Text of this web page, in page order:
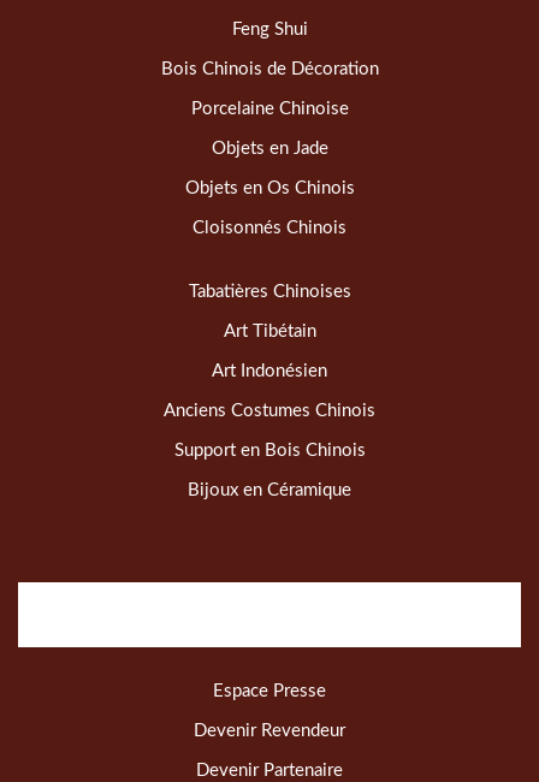
Feng Shui
Bois Chinois de Décoration
Porcelaine Chinoise
Objets en Jade
Objets en Os Chinois
Cloisonnés Chinois
Tabatières Chinoises
Art Tibétain
Art Indonésien
Anciens Costumes Chinois
Support en Bois Chinois
Bijoux en Céramique
Espace Presse
Devenir Revendeur
Devenir Partenaire